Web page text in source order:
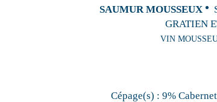
SAUMUR MOUSSEUX
GRATIEN
VIN
Cépage(s) : 9%